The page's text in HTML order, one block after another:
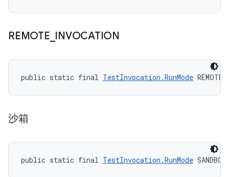
REMOTE INVOCATION
public static final TestInvocation.RunMode
沙箱
public static final TestInvocation.RunMode SANDBOX